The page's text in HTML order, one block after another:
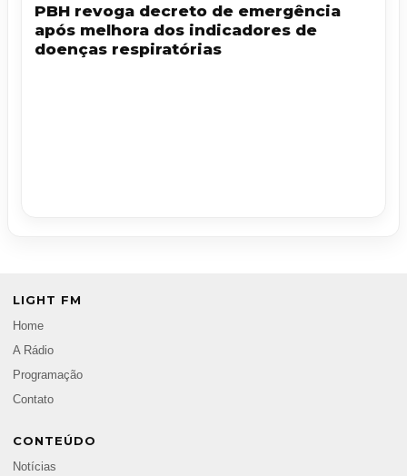
PBH revoga decreto de emergência
após melhora dos indicadores de
doenças respiratórias
LIGHT FM
Home
A Rádio
Programação
Contato
CONTEÚDO
Notícias